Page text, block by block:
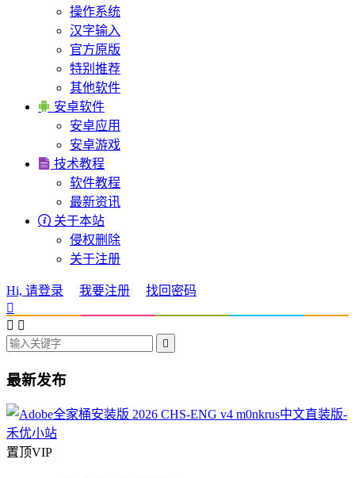
操作系统
汉字输入
官方原版
特别推荐
其他软件
 安卓软件
安卓应用
安卓游戏
 技术教程
软件教程
最新资讯
 关于本站
侵权删除
关于注册
Hi, 请登录 我要注册
找回密码

 

最新发布
置顶VIP